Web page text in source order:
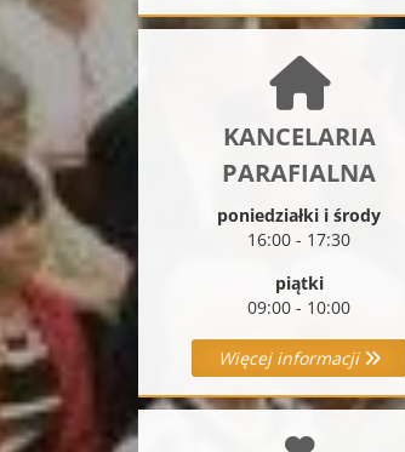
KANCELARIA
PARAFIALNA
poniedziałki i środy
16:00 - 17:30
piątki
09:00 - 10:00
Więcej informacji